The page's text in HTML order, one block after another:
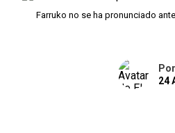
Farruko no se ha pronunciado
Por
24